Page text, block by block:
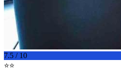
7.5 / 10
⭐⭐